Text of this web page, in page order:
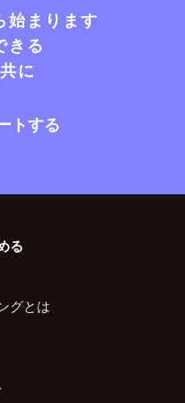
始まります
きる
に
トする
る
グとは